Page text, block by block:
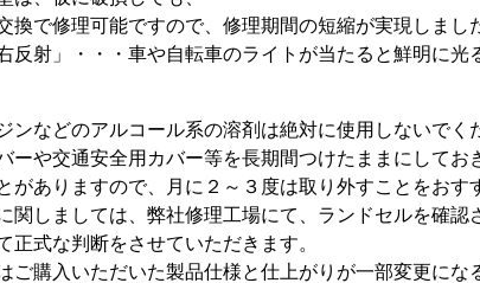
換で修理可能ですので、修理期間の短縮が実現しまし
反射」・・・車や自転車のライトが当たると鮮明に光
ンなどのアルコール系の溶剤は絶対に使用しないでく
ーや交通安全用カバー等を長期間つけたままにして
がありますので、月に２～３度は取り外すことをおす
関しましては、弊社修理工場にて、ランドセルを確認
正式な判断をさせていただきます。
ご購入いただいた製品仕様と仕上がりが一部変更にな